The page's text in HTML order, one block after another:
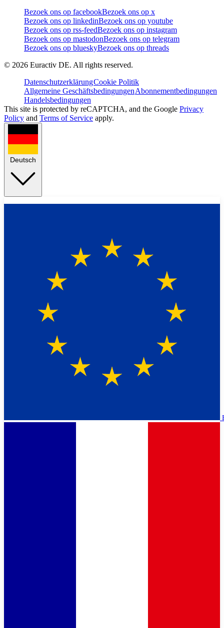
Bezoek ons op facebookBezoek ons op x
Bezoek ons op linkedinBezoek ons op youtube
Bezoek ons op rss-feedBezoek ons op instagram
Bezoek ons op mastodonBezoek ons op telegram
Bezoek ons op blueskyBezoek ons op threads
© 2026 Euractiv DE. All rights reserved.
DatenschutzerklärungCookie Politik
Allgemeine GeschäftsbedingungenAbonnementbedingungen
Handelsbedingungen
This site is protected by reCAPTCHA, and the Google Privacy
Policy and Terms of Service apply.
Deutsch